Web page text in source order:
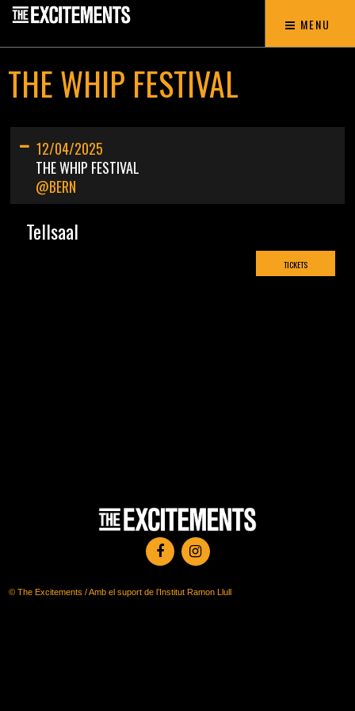
MENU
THE WHIP FESTIVAL
12/04/2025
THE WHIP FESTIVAL
@BERN
TICKETS
Tellsaal
© The Excitements / Amb el suport de l’Institut Ramon Llull